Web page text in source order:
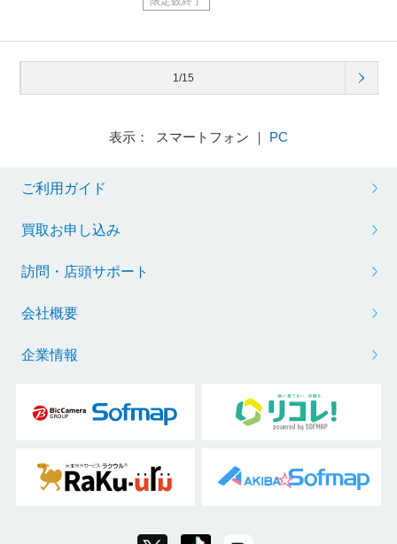
1/15
表示： スマートフォン ｜ PC
ご利用ガイド
買取お申し込み
訪問・店頭サポート
会社概要
企業情報